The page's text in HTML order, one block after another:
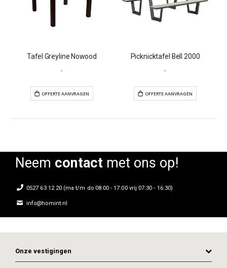
OFFERTE AANVRAGEN OFFERTE
Tafel Greyline Nowood
-
Picknicktafel Bell 2000
-
Neem contactmet ons op!
0527 63 12 20 (ma t/m do 08:00 - 17:00 vrij 07:30 - 16:30)
info@homint.nl
Onze vestigingen